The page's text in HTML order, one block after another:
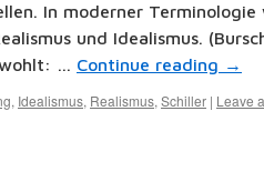
In moderner Terminologie
und Idealismus.
… Continue reading →
, Idealismus, Realismus, Schiller | Leave